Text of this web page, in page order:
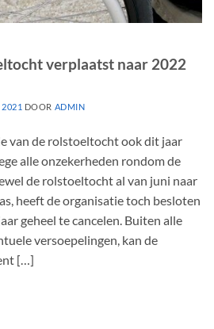
verplaatst naar 2022
2021 DOOR ADMIN
van de rolstoeltocht ook dit jaar
alle onzekerheden rondom de
de rolstoeltocht al van juni naar
heeft de organisatie toch besloten
geheel te cancelen. Buiten alle
versoepelingen, kan de
[…]